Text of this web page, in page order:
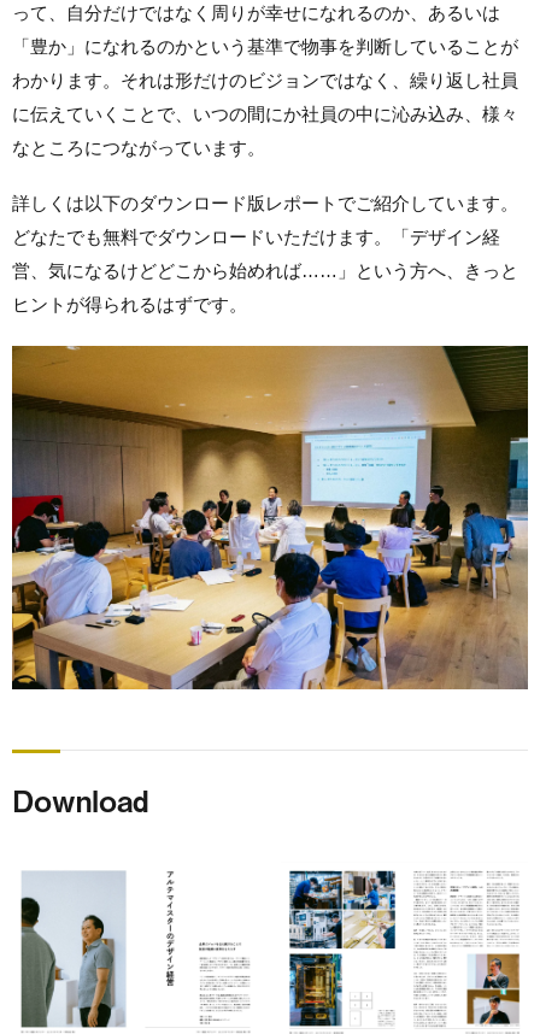
って、自分だけではなく周りが幸せになれるのか、あるいは
「豊か」になれるのかという基準で物事を判断していることが
わかります。それは形だけのビジョンではなく、繰り返し社員
に伝えていくことで、いつの間にか社員の中に沁み込み、様々
なところにつながっています。
詳しくは以下のダウンロード版レポートでご紹介しています。
どなたでも無料でダウンロードいただけます。「デザイン経
営、気になるけどどこから始めれば……」という方へ、きっと
ヒントが得られるはずです。
Download